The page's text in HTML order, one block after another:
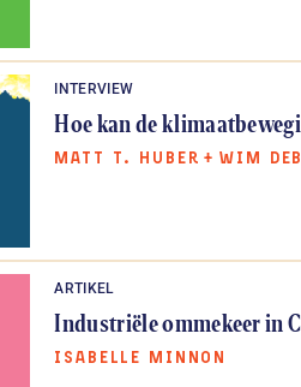
INTERVIEW
Hoe kan de
MATT T. HUBER + WIM
ARTIKEL
Industriële ommekeer in
ISABELLE MINNON